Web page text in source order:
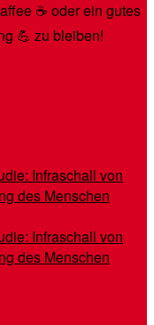
☕️ oder ein gutes
💪 zu bleiben!
Infraschall von
des Menschen
Infraschall von
des Menschen